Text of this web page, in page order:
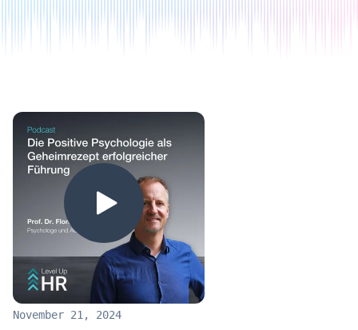
November 21, 2024